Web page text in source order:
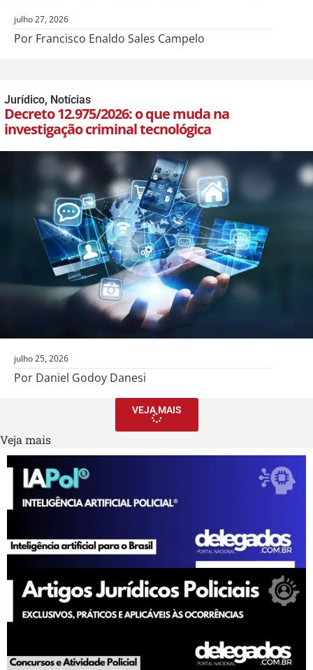
julho 27, 2026
Por Francisco Enaldo Sales Campelo
Jurídico, Notícias
Decreto 12.975/2026: o que muda na
investigação criminal tecnológica
julho 25, 2026
Por Daniel Godoy Danesi
VEJA MAIS
Veja mais